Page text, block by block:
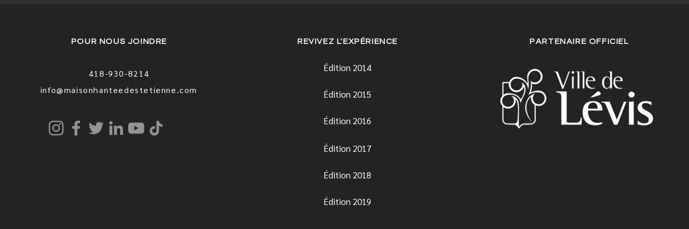
POUR NOUS JOINDRE
418-930-8214
info@maisonhanteedestetienne.com
REVIVEZ L'EXPÉRIENCE
Édition 2014
Édition 2015
Édition 2016
Édition 2017
PARTENAIRE OFFICIEL
Édition 2018
Édition 2019